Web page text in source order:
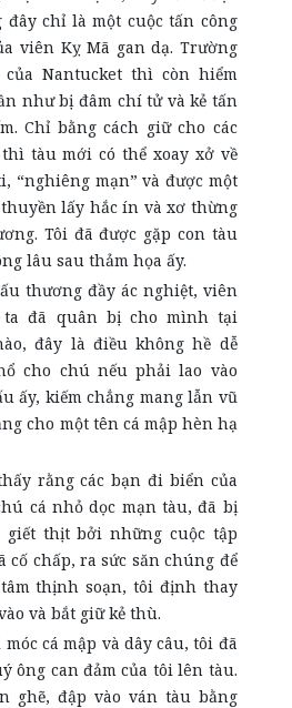
đây chỉ là một cuộc tấn công
viên Kỵ Mã gan dạ. Trường
của Nantucket thì còn hiểm
như bị đâm chí tử và kẻ tấn
Chỉ bằng cách giữ cho các
tàu mới có thể xoay xở về
“nghiêng mạn” và được một
lấy hắc ín và xơ thừng
Tôi đã được gặp con tàu
lâu sau thảm họa ấy.
đầy ác nghiệt, viên
ta đã quân bị cho mình tại
đây là điều không hề dễ
cho chú nếu phải lao vào
ấy, kiếm chẳng mang lẫn vũ
cho một tên cá mập hèn hạ
các bạn đi biển của
cá nhỏ dọc mạn tàu, đã bị
thịt bởi những cuộc tập
cố chấp, ra sức săn chúng để
thịnh soạn, tôi định thay
và bắt giữ kẻ thù.
cá mập và dây câu, tôi đã
ông can đảm của tôi lên tàu.
ghẽ, đập vào ván tàu bằng